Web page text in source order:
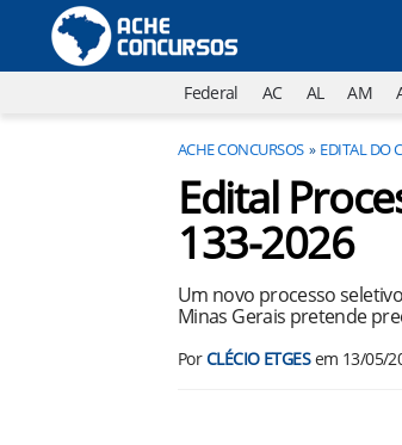
Federal AC AL AM
ACHE CONCURSOS EDITAL DO
Edital
133-2026
Um novo processo
Minas Gerais pretende
PorCLÉCIO ETGESem 13/05/